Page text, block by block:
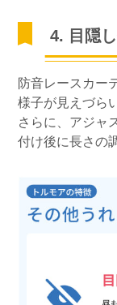
4. 目隠
防音レースカー
様子が見えづら
さらに、アジャ
付け後に長さの